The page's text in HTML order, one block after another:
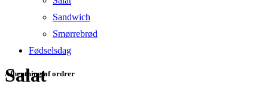
Salat
Sandwich
Smørrebrød
Fødselsdag
Afhentning af ordrer